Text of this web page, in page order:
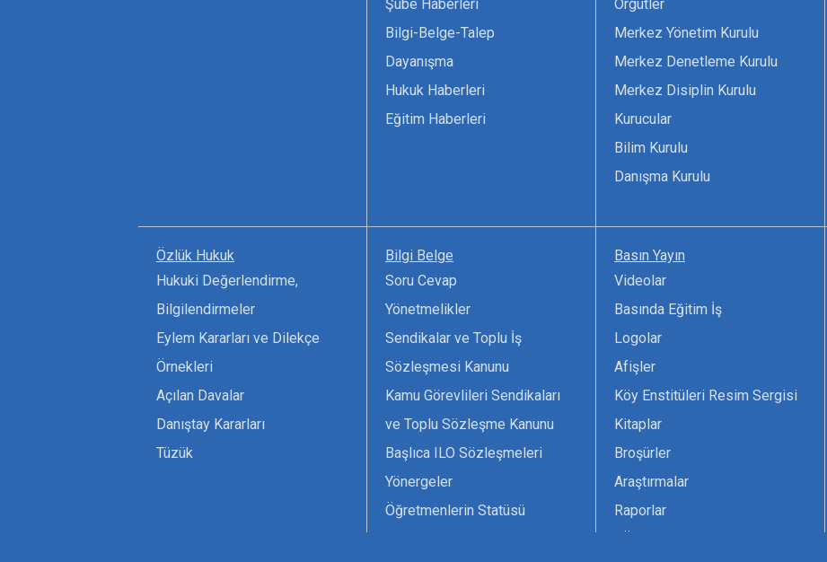
Şube Haberleri
Bilgi-Belge-Talep
Dayanışma
Hukuk Haberleri
Eğitim Haberleri
Örgütler
Merkez Yönetim Kurulu
Merkez Denetleme Kurulu
Merkez Disiplin Kurulu
Kurucular
Bilim Kurulu
Danışma Kurulu
Özlük Hukuk
Hukuki Değerlendirme,
Bilgilendirmeler
Eylem Kararları ve Dilekçe
Örnekleri
Açılan Davalar
Danıştay Kararları
Tüzük
Bilgi Belge
Soru Cevap
Yönetmelikler
Sendikalar ve Toplu İş
Sözleşmesi Kanunu
Kamu Görevlileri Sendikaları
ve Toplu Sözleşme Kanunu
Başlıca ILO Sözleşmeleri
Yönergeler
Öğretmenlerin Statüsü
Basın Yayın
Videolar
Basında Eğitim İş
Logolar
Afişler
Köy Enstitüleri Resim Sergisi
Kitaplar
Broşürler
Araştırmalar
Raporlar